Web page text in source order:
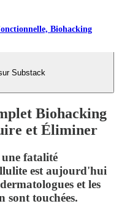
Biohacking
Substack
Biohacking
et Éliminer
une fatalité
est aujourd'hui
et les
sont touchées.